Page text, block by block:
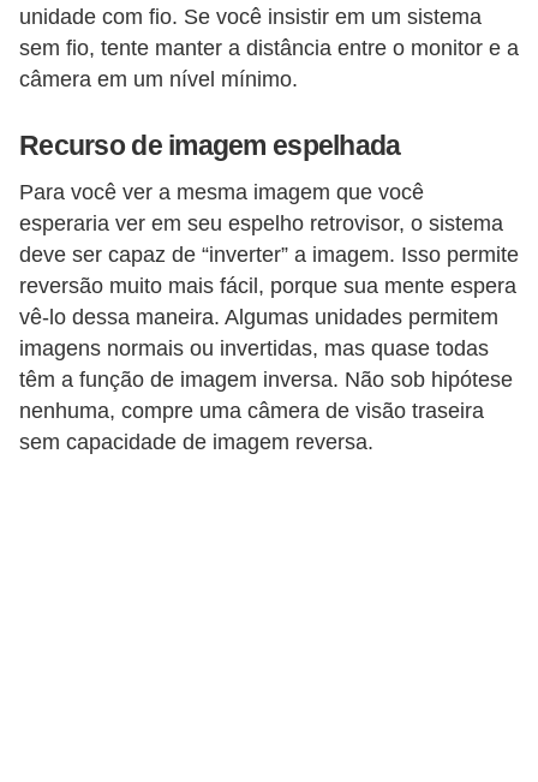
unidade com fio. Se você insistir em um sistema
sem fio, tente manter a distância entre o monitor e a
câmera em um nível mínimo.
Recurso de imagem espelhada
Para você ver a mesma imagem que você
esperaria ver em seu espelho retrovisor, o sistema
deve ser capaz de “inverter” a imagem. Isso permite
reversão muito mais fácil, porque sua mente espera
vê-lo dessa maneira. Algumas unidades permitem
imagens normais ou invertidas, mas quase todas
têm a função de imagem inversa. Não sob hipótese
nenhuma, compre uma câmera de visão traseira
sem capacidade de imagem reversa.
g
u
r
n
ç
a
s
e
g
u
r